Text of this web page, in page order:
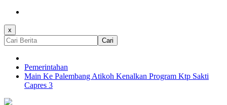
x
Cari
Pemerintahan
Main Ke Palembang Atikoh Kenalkan Program Ktp Sakti
Capres 3